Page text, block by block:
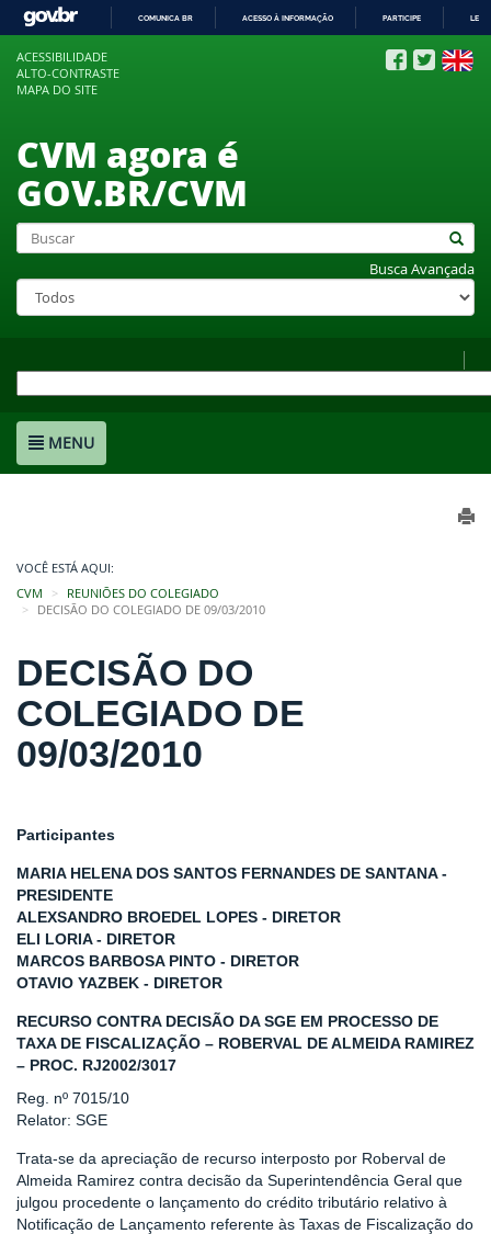
COMUNICA BR ACESSO À INFORMAÇÃO PARTICIPE
ACESSIBILIDADE
ALTO-CONTRASTE
MAPA DO SITE
CVM agora é
GOV.BR/CVM
Busca Avançada
MENU
VOCÊ ESTÁ AQUI:
CVM
REUNIÕES DO COLEGIADO
DECISÃO DO COLEGIADO DE 09/03/2010
DECISÃO DO
COLEGIADO DE
09/03/2010
Participantes
MARIA HELENA DOS SANTOS FERNANDES DE SANTANA -
PRESIDENTE
ALEXSANDRO BROEDEL LOPES - DIRETOR
ELI LORIA - DIRETOR
MARCOS BARBOSA PINTO - DIRETOR
OTAVIO YAZBEK - DIRETOR
RECURSO CONTRA DECISÃO DA SGE EM PROCESSO DE
TAXA DE FISCALIZAÇÃO – ROBERVAL DE ALMEIDA RAMIREZ
– PROC. RJ2002/3017
Reg. nº 7015/10
Relator: SGE
Trata-se da apreciação de recurso interposto por Roberval de
Almeida Ramirez contra decisão da Superintendência Geral que
julgou procedente o lançamento do crédito tributário relativo à
Notificação de Lançamento referente às Taxas de Fiscalização do